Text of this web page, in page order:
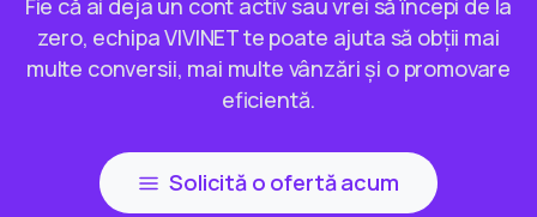
Fie că ai deja un cont activ sau vrei să începi de la
zero, echipa VIVINET te poate ajuta să obții mai
multe conversii, mai multe vânzări și o promovare
eficientă.
Solicită o ofertă acum